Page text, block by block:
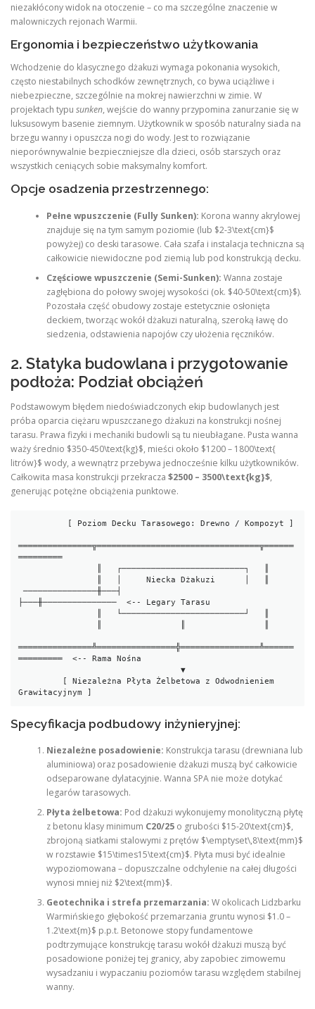
niezakłócony widok na otoczenie – co ma szczególne znaczenie w
malowniczych rejonach Warmii.
Ergonomia i bezpieczeństwo użytkowania
Wchodzenie do klasycznego dżakuzi wymaga pokonania wysokich,
często niestabilnych schodków zewnętrznych, co bywa uciążliwe i
niebezpieczne, szczególnie na mokrej nawierzchni w zimie. W
projektach typu sunken, wejście do wanny przypomina zanurzanie się w
luksusowym basenie ziemnym. Użytkownik w sposób naturalny siada na
brzegu wanny i opuszcza nogi do wody. Jest to rozwiązanie
nieporównywalnie bezpieczniejsze dla dzieci, osób starszych oraz
wszystkich ceniących sobie maksymalny komfort.
Opcje osadzenia przestrzennego:
Pełne wpuszczenie (Fully Sunken): Korona wanny akrylowej
znajduje się na tym samym poziomie (lub $2-3\text{cm}$
powyżej) co deski tarasowe. Cała szafa i instalacja techniczna są
całkowicie niewidoczne pod ziemią lub pod konstrukcją decku.
Częściowe wpuszczenie (Semi-Sunken): Wanna zostaje
zagłębiona do połowy swojej wysokości (ok. $40-50\text{cm}$).
Pozostała część obudowy zostaje estetycznie osłonięta
deckiem, tworząc wokół dżakuzi naturalną, szeroką ławę do
siedzenia, odstawienia napojów czy ułożenia ręczników.
2. Statyka budowlana i przygotowanie
podłoża: Podział obciążeń
Podstawowym błędem niedoświadczonych ekip budowlanych jest
próba oparcia ciężaru wpuszczanego dżakuzi na konstrukcji nośnej
tarasu. Prawa fizyki i mechaniki budowli są tu nieubłagane. Pusta wanna
waży średnio $350-450\text{kg}$, mieści około $1200 – 1800\text{
litrów}$ wody, a wewnątrz przebywa jednocześnie kilku użytkowników.
Całkowita masa konstrukcji przekracza $2500 – 3500\text{kg}$,
generując potężne obciążenia punktowe.
═══════════════╦═════════════════════════════════╦══════
═════════
───────────────╫───┤
├───╫───────────────  <-- Legary Tarasu
═══════════════╩════════════════╬════════════════╩══════
═════════  <-- Rama Nośna
                                 ▼
Specyfikacja podbudowy inżynieryjnej:
Niezależne posadowienie: Konstrukcja tarasu (drewniana lub
aluminiowa) oraz posadowienie dżakuzi muszą być całkowicie
odseparowane dylatacyjnie. Wanna SPA nie może dotykać
legarów tarasowych.
Płyta żelbetowa: Pod dżakuzi wykonujemy monolityczną płytę
z betonu klasy minimum C20/25o grubości $15-20\text{cm}$,
zbrojoną siatkami stalowymi z prętów $\emptyset\,8\text{mm}$
w rozstawie $15\times15\text{cm}$. Płyta musi być idealnie
wypoziomowana – dopuszczalne odchylenie na całej długości
wynosi mniej niż $2\text{mm}$.
Geotechnika i strefa przemarzania: W okolicach Lidzbarku
Warmińskiego głębokość przemarzania gruntu wynosi $1.0 –
1.2\text{m}$ p.p.t. Betonowe stopy fundamentowe
podtrzymujące konstrukcję tarasu wokół dżakuzi muszą być
posadowione poniżej tej granicy, aby zapobiec zimowemu
wysadzaniu i wypaczaniu poziomów tarasu względem stabilnej
wanny.